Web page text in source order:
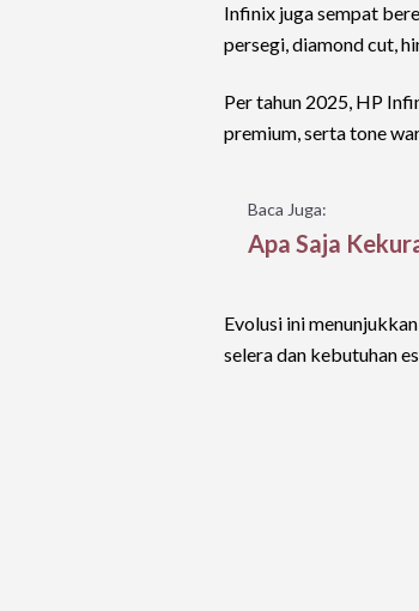
Infinix juga sempat
persegi, diamond cut,
Per tahun 2025, HP
premium, serta tone
Baca Juga:
Apa Saja
Evolusi ini
selera dan kebutuhan